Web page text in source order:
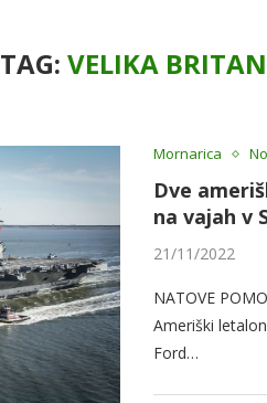
TAG:VELIKA
Mornarica
Dve
na vajah v
21/11/2022
NATOVE
Ameriški
Ford…